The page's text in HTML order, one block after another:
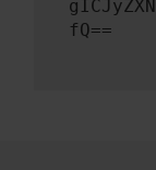
fQ==